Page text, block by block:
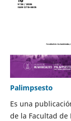
Palimpsesto
Es una
de la Facultad